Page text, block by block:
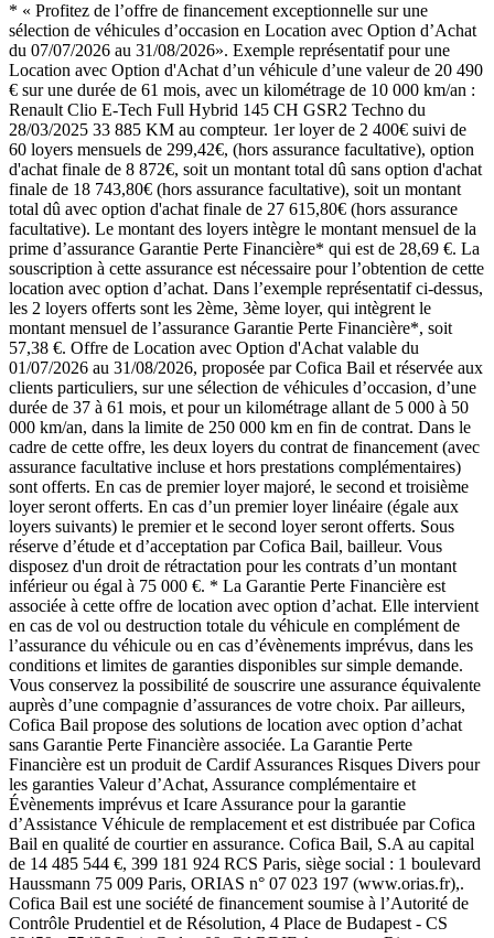
* « Profitez de l’offre de financement exceptionnelle sur une
sélection de véhicules d’occasion en Location avec Option d’Achat
du 07/07/2026 au 31/08/2026». Exemple représentatif pour une
Location avec Option d'Achat d’un véhicule d’une valeur de 20 490
€ sur une durée de 61 mois, avec un kilométrage de 10 000 km/an :
Renault Clio E-Tech Full Hybrid 145 CH GSR2 Techno du
28/03/2025 33 885 KM au compteur. 1er loyer de 2 400€ suivi de
60 loyers mensuels de 299,42€, (hors assurance facultative), option
d'achat finale de 8 872€, soit un montant total dû sans option d'achat
finale de 18 743,80€ (hors assurance facultative), soit un montant
total dû avec option d'achat finale de 27 615,80€ (hors assurance
facultative). Le montant des loyers intègre le montant mensuel de la
prime d’assurance Garantie Perte Financière* qui est de 28,69 €. La
souscription à cette assurance est nécessaire pour l’obtention de cette
location avec option d’achat. Dans l’exemple représentatif ci-dessus,
les 2 loyers offerts sont les 2ème, 3ème loyer, qui intègrent le
montant mensuel de l’assurance Garantie Perte Financière*, soit
57,38 €. Offre de Location avec Option d'Achat valable du
01/07/2026 au 31/08/2026, proposée par Cofica Bail et réservée aux
clients particuliers, sur une sélection de véhicules d’occasion, d’une
durée de 37 à 61 mois, et pour un kilométrage allant de 5 000 à 50
000 km/an, dans la limite de 250 000 km en fin de contrat. Dans le
cadre de cette offre, les deux loyers du contrat de financement (avec
assurance facultative incluse et hors prestations complémentaires)
sont offerts. En cas de premier loyer majoré, le second et troisième
loyer seront offerts. En cas d’un premier loyer linéaire (égale aux
loyers suivants) le premier et le second loyer seront offerts. Sous
réserve d’étude et d’acceptation par Cofica Bail, bailleur. Vous
disposez d'un droit de rétractation pour les contrats d’un montant
inférieur ou égal à 75 000 €. * La Garantie Perte Financière est
associée à cette offre de location avec option d’achat. Elle intervient
en cas de vol ou destruction totale du véhicule en complément de
l’assurance du véhicule ou en cas d’évènements imprévus, dans les
conditions et limites de garanties disponibles sur simple demande.
Vous conservez la possibilité de souscrire une assurance équivalente
auprès d’une compagnie d’assurances de votre choix. Par ailleurs,
Cofica Bail propose des solutions de location avec option d’achat
sans Garantie Perte Financière associée. La Garantie Perte
Financière est un produit de Cardif Assurances Risques Divers pour
les garanties Valeur d’Achat, Assurance complémentaire et
Évènements imprévus et Icare Assurance pour la garantie
d’Assistance Véhicule de remplacement et est distribuée par Cofica
Bail en qualité de courtier en assurance. Cofica Bail, S.A au capital
de 14 485 544 €, 399 181 924 RCS Paris, siège social : 1 boulevard
Haussmann 75 009 Paris, ORIAS n° 07 023 197 (www.orias.fr),.
Cofica Bail est une société de financement soumise à l’Autorité de
Contrôle Prudentiel et de Résolution, 4 Place de Budapest - CS